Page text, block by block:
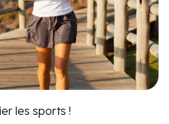
les sports !